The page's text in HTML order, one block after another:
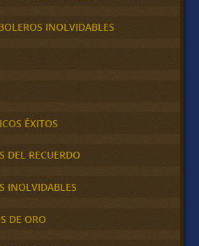
INOLVIDABLES
ÉXITOS
DEL RECUERDO
INOLVIDABLES
DE ORO